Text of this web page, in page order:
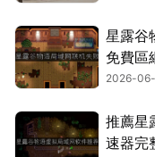
星露谷
免費區
2026-
推薦星
速器完